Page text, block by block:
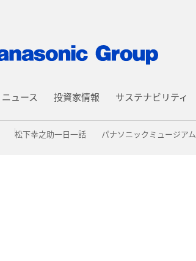
ニュース 投資家情報 サステナビリティ
松下幸之助一日一話 パナソニックミュージアム